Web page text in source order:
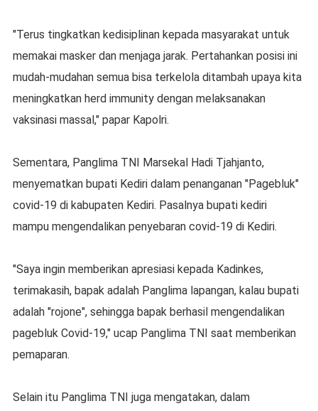
"Terus tingkatkan kedisiplinan kepada masyarakat untuk
memakai masker dan menjaga jarak. Pertahankan posisi ini
mudah-mudahan semua bisa terkelola ditambah upaya kita
meningkatkan herd immunity dengan melaksanakan
vaksinasi massal," papar Kapolri.
Sementara, Panglima TNI Marsekal Hadi Tjahjanto,
menyematkan bupati Kediri dalam penanganan "Pagebluk"
covid-19 di kabupaten Kediri. Pasalnya bupati kediri
mampu mengendalikan penyebaran covid-19 di Kediri.
"Saya ingin memberikan apresiasi kepada Kadinkes,
terimakasih, bapak adalah Panglima lapangan, kalau bupati
adalah "rojone", sehingga bapak berhasil mengendalikan
pagebluk Covid-19," ucap Panglima TNI saat memberikan
pemaparan.
Selain itu Panglima TNI juga mengatakan, dalam